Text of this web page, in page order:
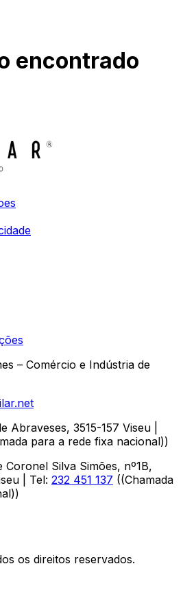
encontrado
– Comércio e Indústria de
Abraveses, 3515-157 Viseu
para a rede fixa nacional))
Coronel Silva Simões, nº1B,
| Tel: 232 451 137 ((Chamada
)
os direitos reservados.